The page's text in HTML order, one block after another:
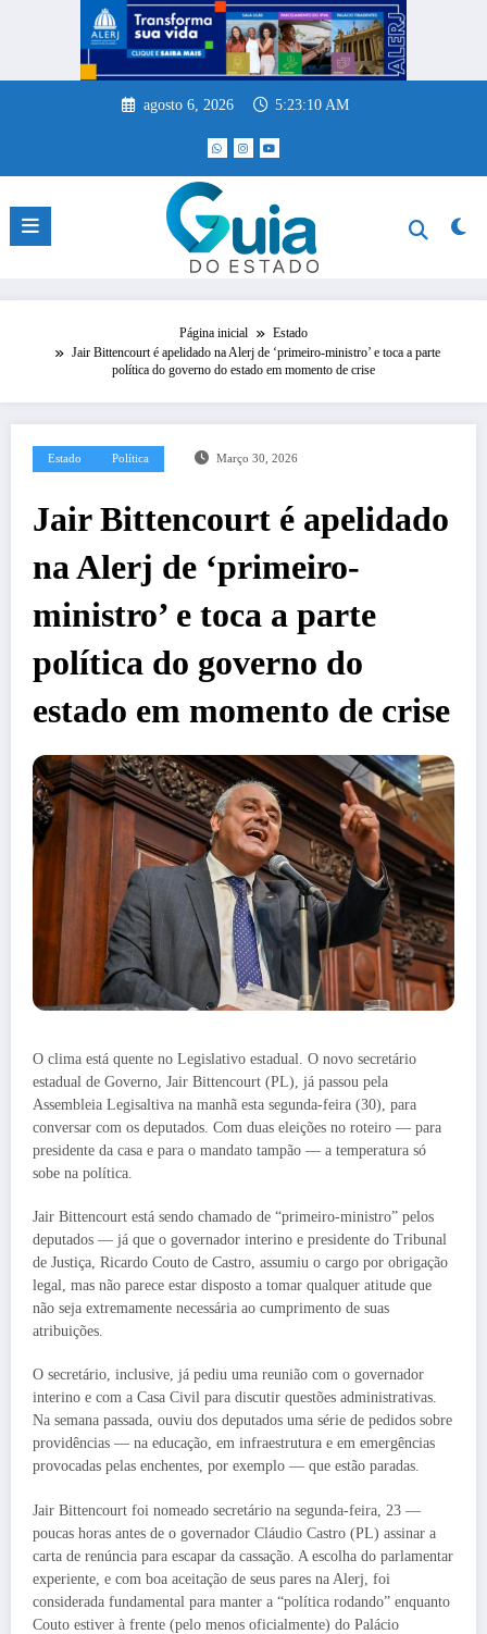
agosto 6, 2026 5:23:10 AM
Página inicial
Estado
Jair Bittencourt é apelidado na Alerj de ‘primeiro-ministro’ e toca a parte
política do governo do estado em momento de crise
Estado Política Março 30, 2026
Jair Bittencourt é apelidado
na Alerj de ‘primeiro-
ministro’ e toca a parte
política do governo do
estado em momento de crise
O clima está quente no Legislativo estadual. O novo secretário
estadual de Governo, Jair Bittencourt (PL), já passou pela
Assembleia Legisaltiva na manhã esta segunda-feira (30), para
conversar com os deputados. Com duas eleições no roteiro — para
presidente da casa e para o mandato tampão — a temperatura só
sobe na política.
Jair Bittencourt está sendo chamado de “primeiro-ministro” pelos
deputados — já que o governador interino e presidente do Tribunal
de Justiça, Ricardo Couto de Castro, assumiu o cargo por obrigação
legal, mas não parece estar disposto a tomar qualquer atitude que
não seja extremamente necessária ao cumprimento de suas
atribuições.
O secretário, inclusive, já pediu uma reunião com o governador
interino e com a Casa Civil para discutir questões administrativas.
Na semana passada, ouviu dos deputados uma série de pedidos sobre
providências — na educação, em infraestrutura e em emergências
provocadas pelas enchentes, por exemplo — que estão paradas.
Jair Bittencourt foi nomeado secretário na segunda-feira, 23 —
poucas horas antes de o governador Cláudio Castro (PL) assinar a
carta de renúncia para escapar da cassação. A escolha do parlamentar
experiente, e com boa aceitação de seus pares na Alerj, foi
considerada fundamental para manter a “política rodando” enquanto
Couto estiver à frente (pelo menos oficialmente) do Palácio